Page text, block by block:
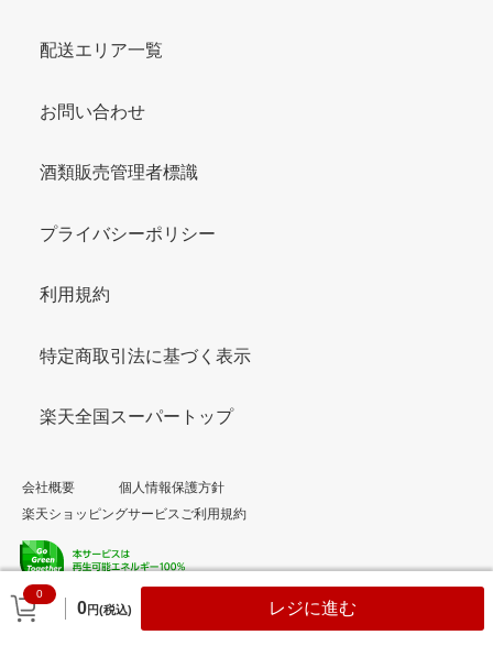
0
0円(税込) レジに進む
配送エリア一覧
お問い合わせ
酒類販売管理者標識
プライバシーポリシー
利用規約
特定商取引法に基づく表示
楽天全国スーパートップ
会社概要
個人情報保護方針
楽天ショッピングサービスご利用規約
© Rakuten Group, Inc.